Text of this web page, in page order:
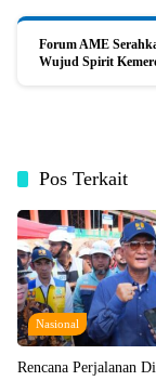
Forum AME
Wujud Spirit
Pos Terkait
Nasional
Rencana Perjalanan